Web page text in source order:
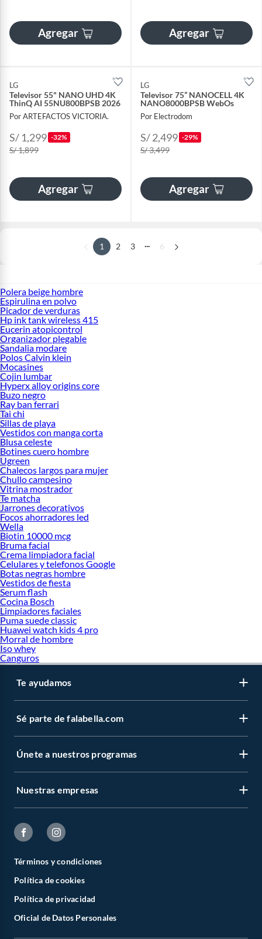
Agregar Agregar
LG
Televisor 55" NANO UHD 4K
ThinQ AI 55NU800BPSB 2026
Por ARTEFACTOS VICTORIA.
S/ 1,299 -32%
S/ 1,899
Agregar
LG
Televisor 75” NANOCELL 4K
NANO8000BPSB WebOs
Por Electrodom
S/ 2,499 -29%
S/ 3,499
Agregar
1 2 3 ... 6
Polera beige hombre
Espirulina en polvo
Picador de verduras
Hp ink tank wireless 415
Eucerin atopicontrol
Organizador plegable
Sandalia modare
Polos Calvin klein
Mocasines
Cojin lumbar
Hyperx alloy origins core
Buzo negro
Ray ban ferrari
Tai chi
Sillas de playa
Vestidos con manga corta
Blusa celeste
Botines cuero hombre
Ugreen
Chalecos largos para mujer
Chullo campesino
Vitrina mostrador
Te matcha
Jarrones decorativos
Focos ahorradores led
Wella
Biotin 10000 mcg
Bruma facial
Crema limpiadora facial
Celulares y telefonos Google
Botas negras hombre
Vestidos de fiesta
Serum flash
Cocina Bosch
Limpiadores faciales
Puma suede classic
Huawei watch kids 4 pro
Morral de hombre
Iso whey
Canguros
Te ayudamos
Sé parte de falabella.com
Únete a nuestros programas
Nuestras empresas
Términos y condiciones
Política de cookies
Política de privacidad
Oficial de Datos Personales